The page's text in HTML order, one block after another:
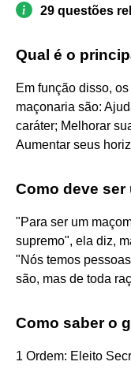
29 questões
Qual é o
Em função disso,
maçonaria são:
caráter; Melhorar
Aumentar seus
Como deve ser
"Para ser um
supremo", ela diz,
"Nós temos
são, mas de toda
Como saber o
1 Ordem: Eleito